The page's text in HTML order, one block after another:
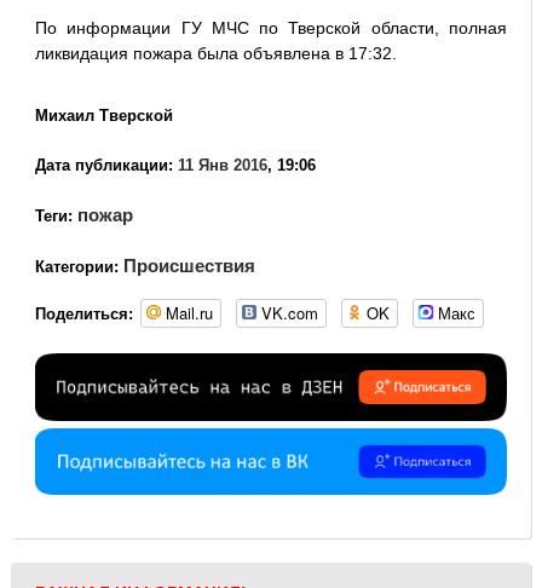
По информации ГУ МЧС по Тверской области, полная
ликвидация пожара была объявлена в 17:32.
Михаил Тверской
Дата публикации: 11 Янв 2016, 19:06
Теги: пожар
Категории: Происшествия
Поделиться: Mail.ru VK.com OK Макс